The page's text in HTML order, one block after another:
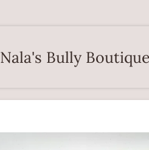
Nala's Bully Boutique